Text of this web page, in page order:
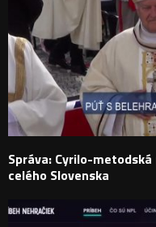
Správa: Cyrilo-
celého Slovenska